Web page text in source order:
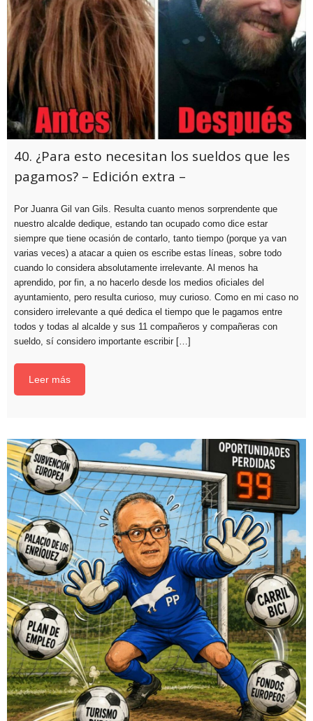
40. ¿Para esto necesitan los sueldos que les
pagamos? – Edición extra –
Por Juanra Gil van Gils. Resulta cuanto menos sorprendente que
nuestro alcalde dedique, estando tan ocupado como dice estar
siempre que tiene ocasión de contarlo, tanto tiempo (porque ya van
varias veces) a atacar a quien os escribe estas líneas, sobre todo
cuando lo considera absolutamente irrelevante. Al menos ha
aprendido, por fin, a no hacerlo desde los medios oficiales del
ayuntamiento, pero resulta curioso, muy curioso. Como en mi caso no
considero irrelevante a qué dedica el tiempo que le pagamos entre
todos y todas al alcalde y sus 11 compañeros y compañeras con
sueldo, sí considero importante escribir […]
Leer más